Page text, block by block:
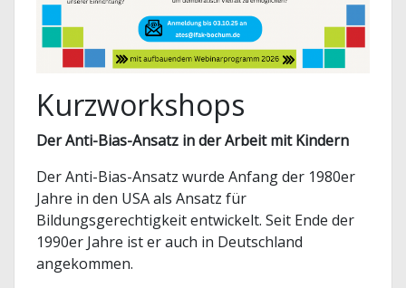
Kurzworkshops
Der Anti-Bias-Ansatz in der Arbeit mit Kindern
Der Anti-Bias-Ansatz wurde Anfang der 1980er
Jahre in den USA als Ansatz für
Bildungsgerechtigkeit entwickelt. Seit Ende der
1990er Jahre ist er auch in Deutschland
angekommen.